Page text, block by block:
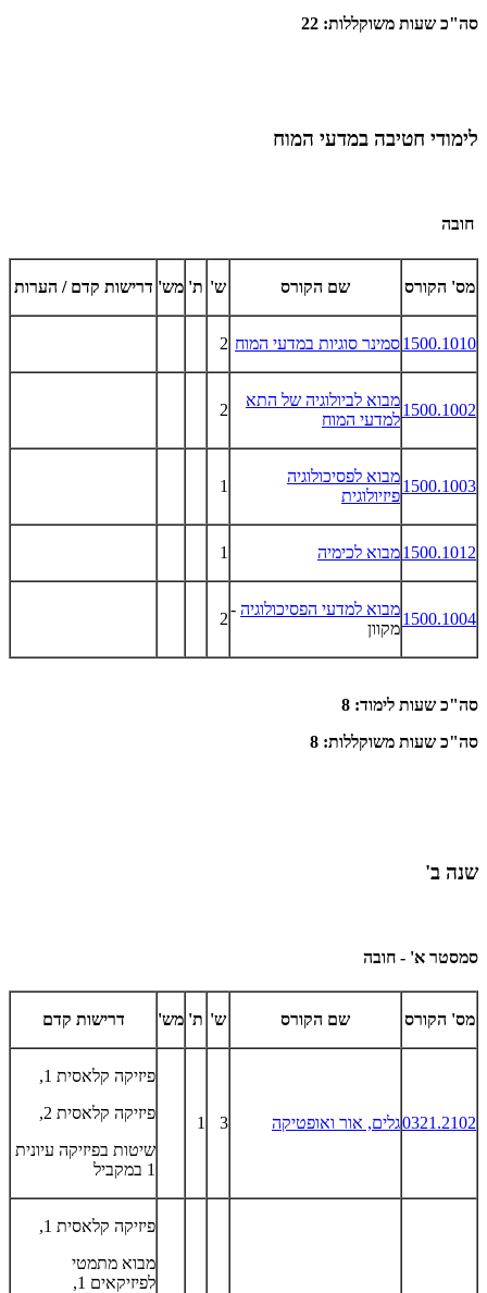
סה"כ שעות משוקללות: 22
לימודי חטיבה במדעי המוח
חובה
מס' הקורס שם הקורס ש' ת' מש' דרישות קדם / הערות
1500.1010סמינר סוגיות במדעי המוח 2
1500.1002
מבוא לביולוגיה של התא
למדעי המוח
2
1500.1003
מבוא לפסיכולוגיה
פיזיולוגית
1
1500.1012מבוא לכימיה 1
1500.1004
מבוא למדעי הפסיכולוגיה -
מקוון
2
סה"כ שעות לימוד: 8
סה"כ שעות משוקללות: 8
שנה ב'
סמסטר א' - חובה
מס' הקורס שם הקורס ש' ת' מש' דרישות קדם
0321.2102גלים, אור ואופטיקה 3
1
פיזיקה קלאסית 1,
פיזיקה קלאסית 2,
שיטות בפיזיקה עיונית
1 במקביל
פיזיקה קלאסית 1,
מבוא מתמטי
לפיזיקאים 1,